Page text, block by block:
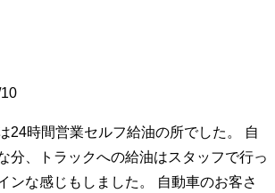
24時間営業セルフ給油の所でした。 自
分、トラックへの給油はスタッフで行っ
ンな感じもしました。 自動車のお客さ